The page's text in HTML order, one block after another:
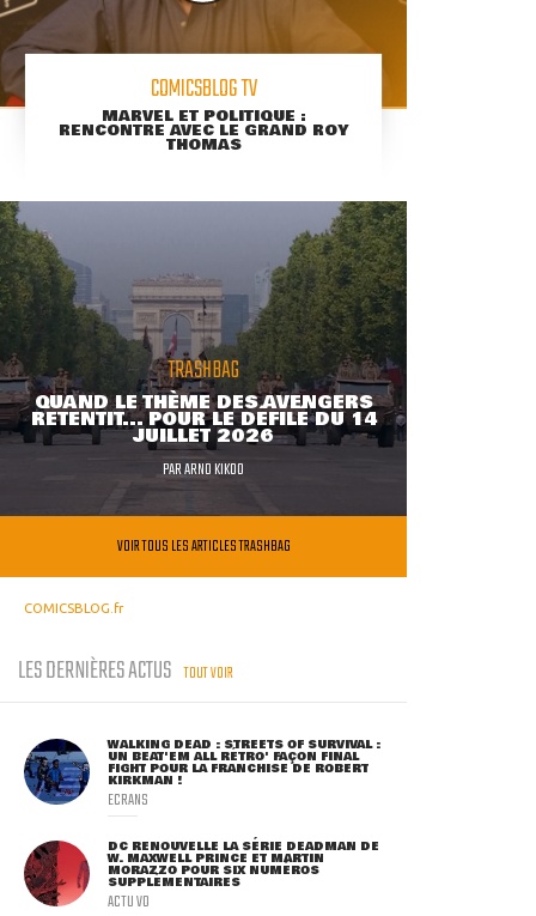
COMICSBLOG TV
MARVEL ET POLITIQUE :
RENCONTRE AVEC LE GRAND ROY
THOMAS
TRASHBAG
QUAND LE THÈME DES AVENGERS
RETENTIT... POUR LE DÉFILÉ DU 14
JUILLET 2026
PARARNO KIKOO
VOIR TOUS LES ARTICLES TRASHBAG
COMICSBLOG.fr
LES DERNIÈRES ACTUS TOUT VOIR
WALKING DEAD : STREETS OF SURVIVAL :
UN BEAT'EM ALL RÉTRO' FAÇON FINAL
FIGHT POUR LA FRANCHISE DE ROBERT
KIRKMAN !
ECRANS
DC RENOUVELLE LA SÉRIE DEADMAN DE
W. MAXWELL PRINCE ET MARTIN
MORAZZO POUR SIX NUMÉROS
SUPPLÉMENTAIRES
ACTU VO